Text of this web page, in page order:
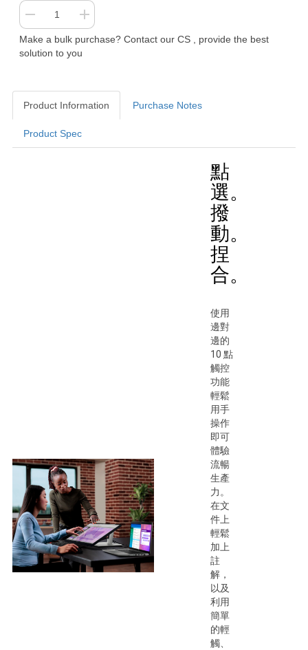
Make a bulk purchase? Contact our CS , provide the best
solution to you
Product Information Purchase Notes
Product Spec
點
選。
撥
動。
捏
合。
使用
邊對
邊的
10 點
觸控
功能
輕鬆
用手
操作
即可
體驗
流暢
生產
力。
在文
件上
輕鬆
加上
註
解，
以及
利用
簡單
的輕
觸、